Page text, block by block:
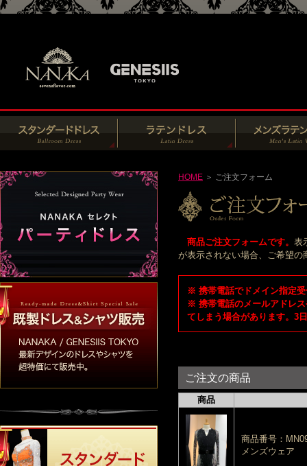
HOME ＞ ご注文フォーム
商品ご注文フォームです。 表
が表示されない場合、ご希望
※ 携帯電話でドメイン指定
※ 携帯電話のメールアドレ
てしまう場合があります。3
ご注文の商品
商品
商品番号：
メンズウェア